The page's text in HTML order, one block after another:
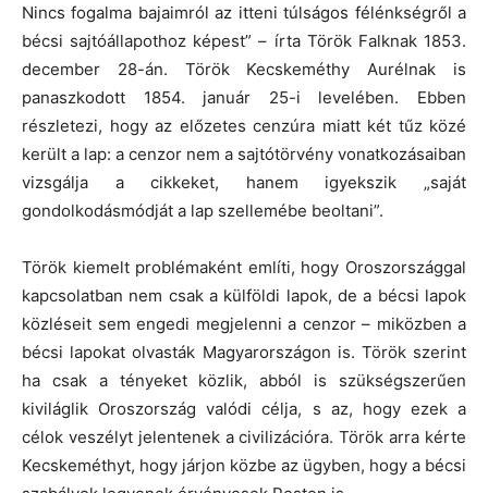
Nincs fogalma bajaimról az itteni túlságos félénkségről a
bécsi sajtóállapothoz képest” – írta Török Falknak 1853.
december 28-án. Török Kecskeméthy Aurélnak is
panaszkodott 1854. január 25-i levelében. Ebben
részletezi, hogy az előzetes cenzúra miatt két tűz közé
került a lap: a cenzor nem a sajtótörvény vonatkozásaiban
vizsgálja a cikkeket, hanem igyekszik „saját
gondolkodásmódját a lap szellemébe beoltani”.
Török kiemelt problémaként említi, hogy Oroszországgal
kapcsolatban nem csak a külföldi lapok, de a bécsi lapok
közléseit sem engedi megjelenni a cenzor – miközben a
bécsi lapokat olvasták Magyarországon is. Török szerint
ha csak a tényeket közlik, abból is szükségszerűen
kiviláglik Oroszország valódi célja, s az, hogy ezek a
célok veszélyt jelentenek a civilizációra. Török arra kérte
Kecskeméthyt, hogy járjon közbe az ügyben, hogy a bécsi